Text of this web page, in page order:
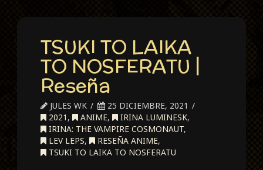
TSUKI TO LAIKA
TO NOSFERATU |
Reseña
JULES WK
25 DICIEMBRE, 2021
2021 , ANIME, IRINA LUMINESK,
IRINA: THE VAMPIRE COSMONAUT,
LEV LEPS, RESEÑA ANIME,
TSUKI TO LAIKA TO NOSFERATU